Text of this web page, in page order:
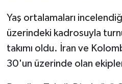
Yaş ortalamaları
üzerindeki kadrosuyla
takımı oldu. İran ve
30'un üzerinde olan